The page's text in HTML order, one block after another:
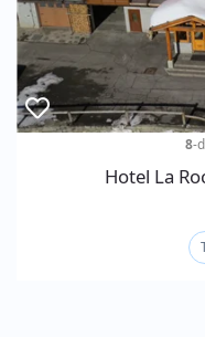
8-
Hotel La